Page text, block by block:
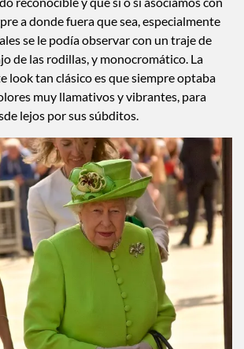
a donde fuera que sea, especialmente
se le podía observar con un traje de
de las rodillas, y monocromático. La
look tan clásico es que siempre optaba
muy llamativos y vibrantes, para
lejos por sus súbditos.